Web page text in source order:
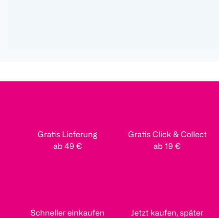
Gratis Lieferung
ab 49 €
Gratis Click & Collect
ab 19 €
Schneller einkaufen
Jetzt kaufen, später